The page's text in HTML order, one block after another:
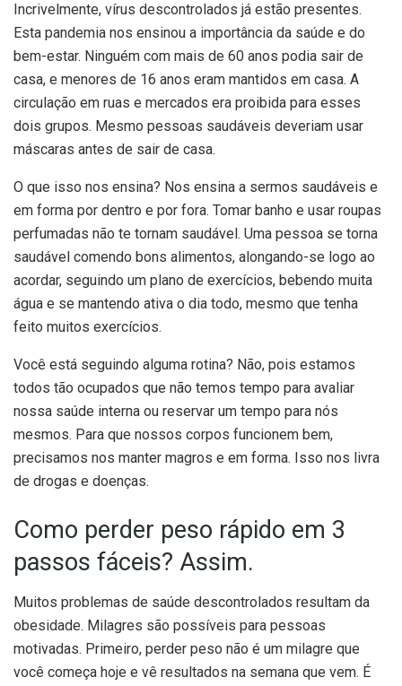
Incrivelmente, vírus descontrolados já estão presentes.
Esta pandemia nos ensinou a importância da saúde e do
bem-estar. Ninguém com mais de 60 anos podia sair de
casa, e menores de 16 anos eram mantidos em casa. A
circulação em ruas e mercados era proibida para esses
dois grupos. Mesmo pessoas saudáveis ​​deveriam usar
máscaras antes de sair de casa.
O que isso nos ensina? Nos ensina a sermos saudáveis ​​e
em forma por dentro e por fora. Tomar banho e usar roupas
perfumadas não te tornam saudável. Uma pessoa se torna
saudável comendo bons alimentos, alongando-se logo ao
acordar, seguindo um plano de exercícios, bebendo muita
água e se mantendo ativa o dia todo, mesmo que tenha
feito muitos exercícios.
Você está seguindo alguma rotina? Não, pois estamos
todos tão ocupados que não temos tempo para avaliar
nossa saúde interna ou reservar um tempo para nós
mesmos. Para que nossos corpos funcionem bem,
precisamos nos manter magros e em forma. Isso nos livra
de drogas e doenças.
Como perder peso rápido em 3
passos fáceis? Assim.
Muitos problemas de saúde descontrolados resultam da
obesidade. Milagres são possíveis para pessoas
motivadas. Primeiro, perder peso não é um milagre que
você começa hoje e vê resultados na semana que vem. É